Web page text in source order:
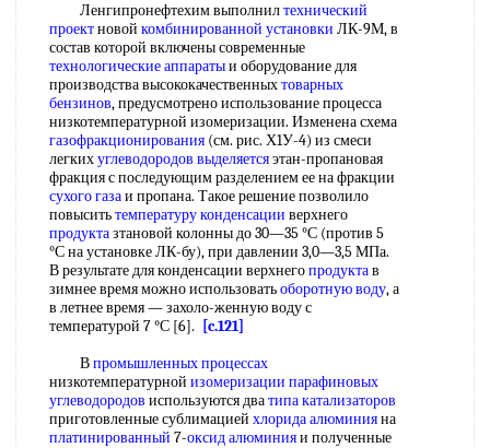
Ленгипронефтехим выполнилтехнический
проектновой комбинированной установки ЛК-9М, в
состав которой включены современные
технологические аппаратыи оборудование для
производства высококачественныхтоварных
бензинов, предусмотрено использование процесса
низкотемпературной изомеризации. Изменена схема
газофракционирования (см. рис. Х1У-4) из смеси
легкихуглеводородов выделяетсяэтан-пропановая
фракция с последующим разделением ее на фракции
сухого газаи пропана. Такое решение позволило
повыситьтемпературу конденсации верхнего
продуктазтановой колонны до 30—35 °С (против 5
°С на установке ЛК-бу), при давлении 3,0—3,5 МПа.
В результате для конденсации верхнегопродуктав
зимнее время можно использоватьоборотную воду, а
в летнее время — захоло-женную воду с
температурой 7 °С [6].
[c.121]
Впромышленных процессах
низкотемпературной изомеризации парафиновых
углеводородов используются дватипа катализаторов
приготовленные сублимацией хлорида алюминияна
платинированный 7-оксид алюминияи полученные